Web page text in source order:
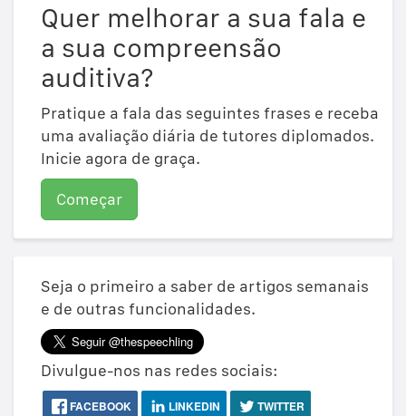
Quer melhorar a sua fala e
a sua compreensão
auditiva?
Pratique a fala das seguintes frases e receba
uma avaliação diária de tutores diplomados.
Inicie agora de graça.
Começar
Seja o primeiro a saber de artigos semanais
e de outras funcionalidades.
Divulgue-nos nas redes sociais:
FACEBOOK LINKEDIN
TWITTER